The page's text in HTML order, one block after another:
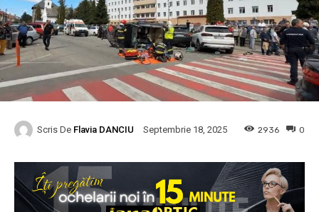
Scris De Flavia DANCIU Septembrie 18, 2025 0
2936